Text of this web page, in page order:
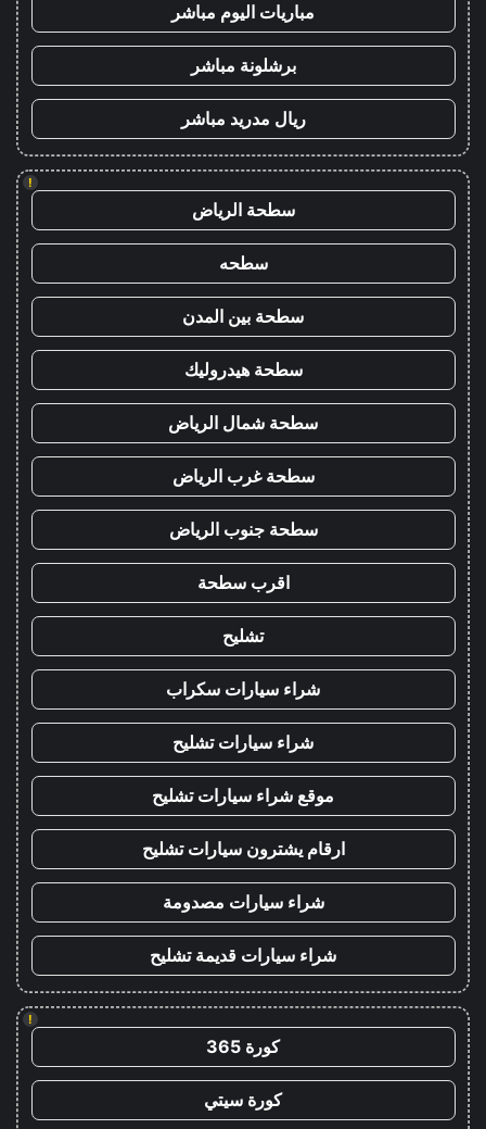
مباريات اليوم مباشر
برشلونة مباشر
ريال مدريد مباشر
!
سطحة الرياض
سطحه
سطحة بين المدن
سطحة هيدروليك
سطحة شمال الرياض
سطحة غرب الرياض
سطحة جنوب الرياض
اقرب سطحة
تشليح
شراء سيارات سكراب
شراء سيارات تشليح
موقع شراء سيارات تشليح
ارقام يشترون سيارات تشليح
شراء سيارات مصدومة
شراء سيارات قديمة تشليح
!
كورة 365
كورة سيتي